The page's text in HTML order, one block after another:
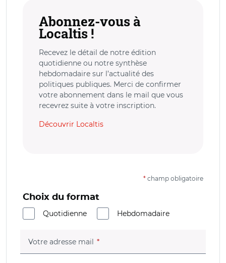
Abonnez-vous à
Localtis !
Recevez le détail de notre édition
quotidienne ou notre synthèse
hebdomadaire sur l’actualité des
politiques publiques. Merci de confirmer
votre abonnement dans le mail que vous
recevrez suite à votre inscription.
Découvrir Localtis
* champ obligatoire
Choix du format
Quotidienne
Hebdomadaire
Votre adresse mail (champ obligatoire)